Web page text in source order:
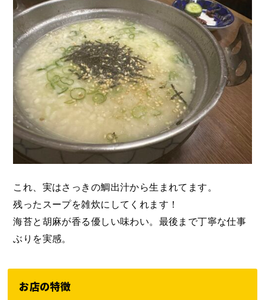
これ、実はさっきの鯛出汁から生まれてます。
残ったスープを雑炊にしてくれます！
海苔と胡麻が香る優しい味わい。最後まで丁寧な仕事
ぶりを実感。
お店の特徴